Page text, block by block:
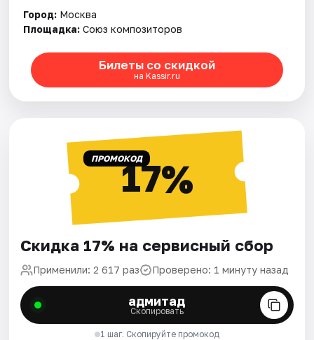
Город: Москва
Площадка: Союз композиторов
Билеты со скидкой
на Kassir.ru
ПРОМОКОД17%
Скидка 17% на сервисный сбор
Применили: 2 617 раз Проверено: 1 минуту назад
адмитад
Скопировать
1 шаг. Скопируйте промокод